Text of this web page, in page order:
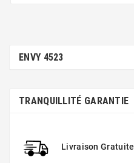
ENVY 4523
TRANQUILLITÉ GARANTIE
Livraison Gratuite